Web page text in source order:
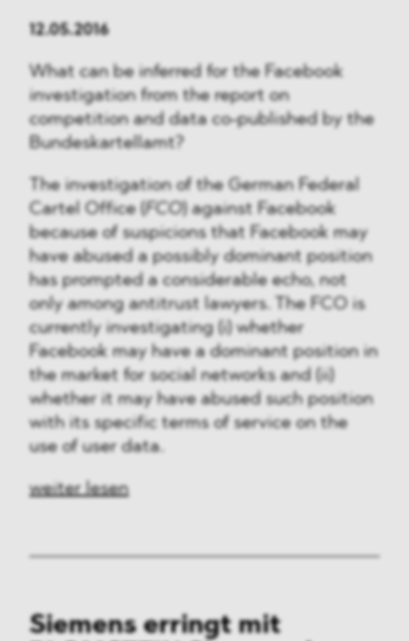
12.05.2016
What can be inferred for the Facebook
investigation from the report on
competition and data co-published by the
Bundeskartellamt?
The investigation of the German Federal
Cartel Office ( FCO) against Facebook
because of suspicions that Facebook may
have abused a possibly dominant position
has prompted a considerable echo, not
only among antitrust lawyers. The FCO is
currently investigating (i) whether
Facebook may have a dominant position in
the market for social networks and (ii)
whether it may have abused such position
with its specific terms of service on the
use of user data.
weiter lesen
Siemens erringt mit